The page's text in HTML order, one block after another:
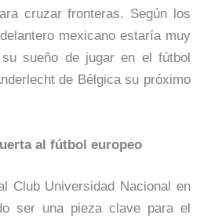
cruzar fronteras. Según los
mexicano estaría muy
sueño de jugar en el fútbol
de Bélgica su próximo
al fútbol europeo
Club Universidad Nacional en
ser una pieza clave para el